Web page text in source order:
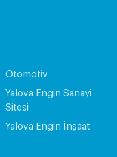
Otomotiv
Yalova Engin Sanayi
Sitesi
Yalova Engin İnşaat